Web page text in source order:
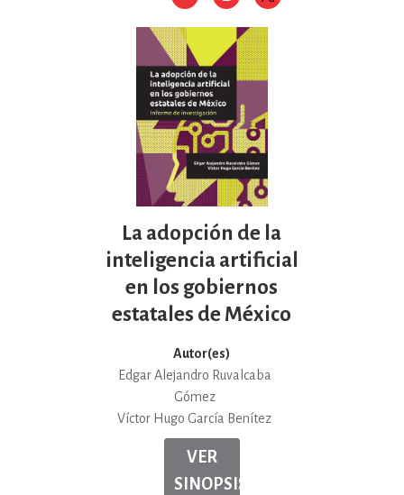
La adopción de la
inteligencia artificial
en los gobiernos
estatales de México
Autor(es)
Edgar Alejandro Ruvalcaba
Gómez
Víctor Hugo García Benítez
VER
SINOPSIS